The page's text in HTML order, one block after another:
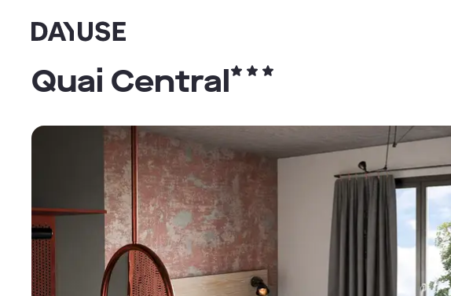
Dayuse
Quai Central